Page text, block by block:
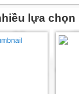
lựa chọn